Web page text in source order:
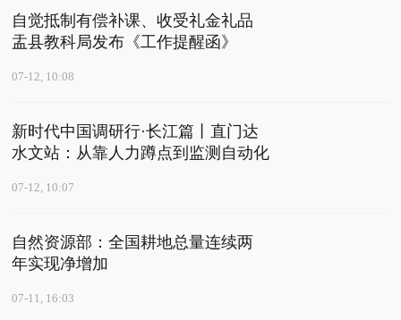
自觉抵制有偿补课、收受礼金礼品
盂县教科局发布《工作提醒函》
07-12, 10:08
新时代中国调研行·长江篇丨直门达
水文站：从靠人力蹲点到监测自动化
07-12, 10:07
自然资源部：全国耕地总量连续两
年实现净增加
07-11, 16:03